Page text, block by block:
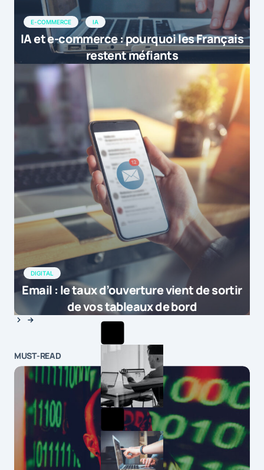
E-COMMERCE IA
IA et e-commerce : pourquoi les Français
restent méfiants
DIGITAL
Email : le taux d’ouverture vient de sortir
de vos tableaux de bord
MUST-READ